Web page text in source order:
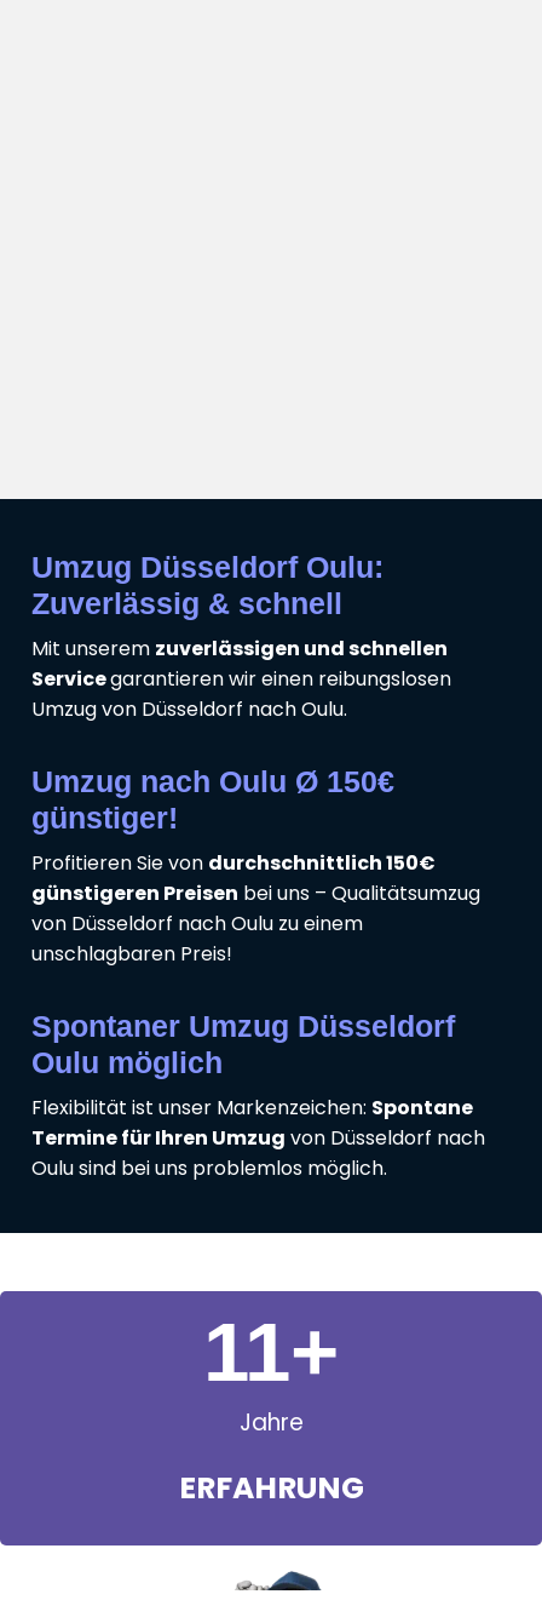
Umzug Düsseldorf Oulu:
Zuverlässig & schnell
Mit unserem zuverlässigen und schnellen
Servicegarantieren wir einen reibungslosen
Umzug von Düsseldorf nach Oulu.
Umzug nach Oulu Ø 150€
günstiger!
Profitieren Sie von durchschnittlich 150€
günstigeren Preisen bei uns – Qualitätsumzug
von Düsseldorf nach Oulu zu einem
unschlagbaren Preis!
Spontaner Umzug Düsseldorf
Oulu möglich
Flexibilität ist unser Markenzeichen: Spontane
Termine für Ihren Umzug von Düsseldorf nach
Oulu sind bei uns problemlos möglich.
Jahre
ERFAHRUNG
11+